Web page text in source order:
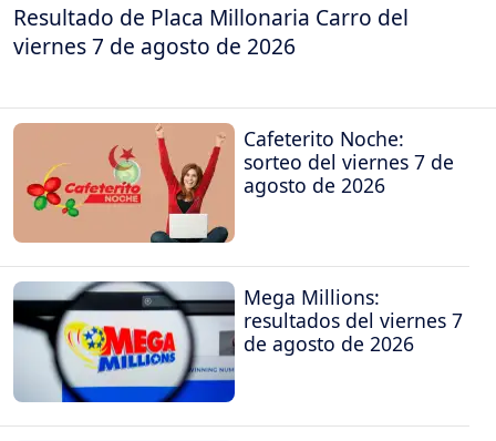
Resultado de Placa Millonaria Carro del
viernes 7 de agosto de 2026
Cafeterito Noche:
sorteo del viernes 7 de
agosto de 2026
Mega Millions:
resultados del viernes 7
de agosto de 2026